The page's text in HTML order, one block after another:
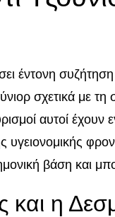
έντονη συζήτηση
σχετικά με τη
αυτοί έχουν
υγειονομικής
βάση και
η